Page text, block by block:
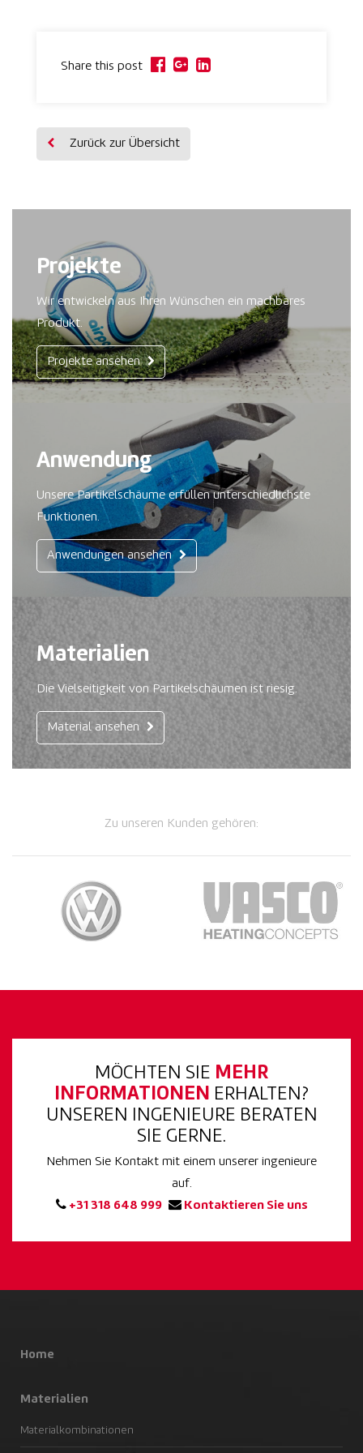
Share this post
Zurück zur Übersicht
Projekte
Wir entwickeln aus Ihren Wünschen ein machbares
Produkt.
Projekte ansehen
Anwendung
Unsere Partikelschäume erfüllen unterschiedlichste
Funktionen.
Anwendungen ansehen
Materialien
Die Vielseitigkeit von Partikelschäumen ist riesig.
Material ansehen
Zu unseren Kunden gehören:
MÖCHTEN SIE MEHR
INFORMATIONEN ERHALTEN?
UNSEREN INGENIEURE BERATEN
SIE GERNE.
Nehmen Sie Kontakt mit einem unserer ingenieure
auf.
+31 318 648 999
Kontaktieren Sie uns
Home
Materialien
Materialkombinationen